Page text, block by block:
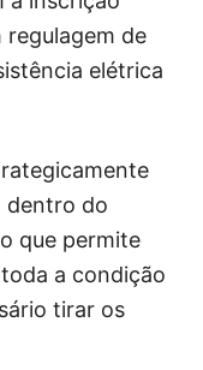
regulagem de
elétrica
dentro do
que permite
a condição
tirar os